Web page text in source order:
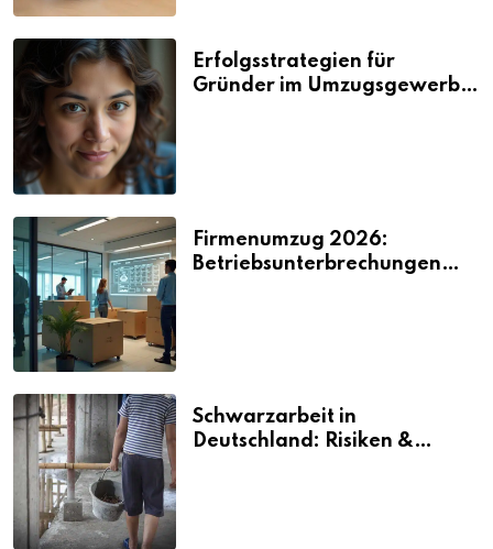
Erfolgsstrategien für
Gründer im Umzugsgewerbe
Firmenumzug 2026:
Betriebsunterbrechungen
Schwarzarbeit in
Deutschland: Risiken &